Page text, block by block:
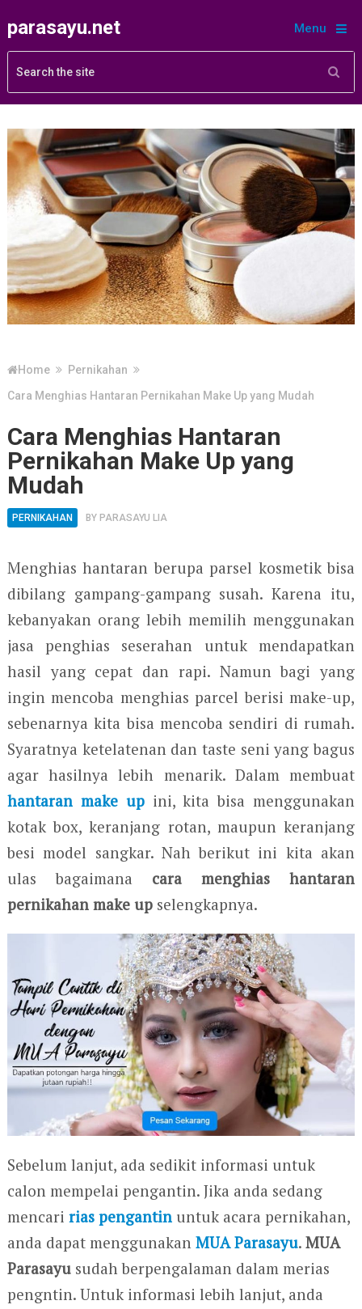
parasayu.net Menu
Home
Pernikahan
Cara Menghias Hantaran Pernikahan Make Up yang Mudah
Cara Menghias Hantaran
Pernikahan Make Up yang
Mudah
PERNIKAHAN BY PARASAYU LIA
Menghias hantaran berupa parsel kosmetik bisa
dibilang gampang-gampang susah. Karena itu,
kebanyakan orang lebih memilih menggunakan
jasa penghias seserahan untuk mendapatkan
hasil yang cepat dan rapi. Namun bagi yang
ingin mencoba menghias parcel berisi make-up,
sebenarnya kita bisa mencoba sendiri di rumah.
Syaratnya ketelatenan dan taste seni yang bagus
agar hasilnya lebih menarik. Dalam membuat
hantaran make upini, kita bisa menggunakan
kotak box, keranjang rotan, maupun keranjang
besi model sangkar. Nah berikut ini kita akan
ulas bagaimana cara menghias hantaran
pernikahan make upselengkapnya.
Sebelum lanjut, ada sedikit informasi untuk
calon mempelai pengantin. Jika anda sedang
mencari rias pengantinuntuk acara pernikahan,
anda dapat menggunakan MUA Parasayu. MUA
Parasayusudah berpengalaman dalam merias
pengntin. Untuk informasi lebih lanjut, anda